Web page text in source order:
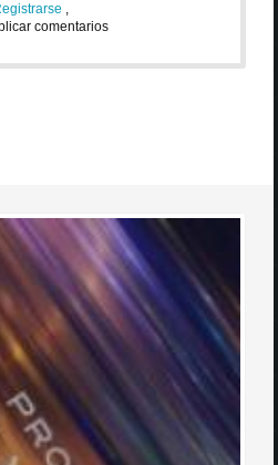
,
comentarios